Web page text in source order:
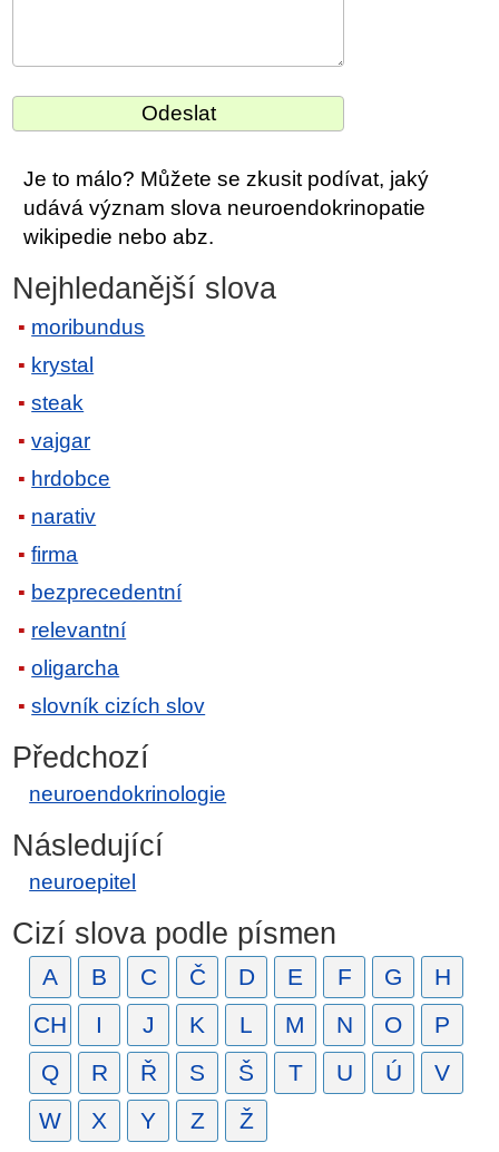
Je to málo? Můžete se zkusit podívat, jaký
udává význam slova neuroendokrinopatie
wikipedie nebo abz.
Nejhledanější slova
moribundus
krystal
steak
vajgar
hrdobce
narativ
firma
bezprecedentní
relevantní
oligarcha
slovník cizích slov
Předchozí
neuroendokrinologie
Následující
neuroepitel
Cizí slova podle písmen
A B C Č D E F G
H
CH
I J K L M N O
P
Q
R Ř S Š T U Ú
V
W
X Y Z Ž